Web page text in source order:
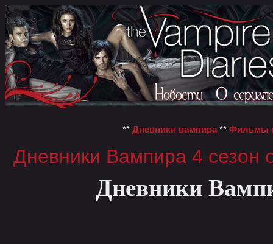
** Дневники вампира ** Фильмы
Дневники Вампира 4 сезон
Дневники